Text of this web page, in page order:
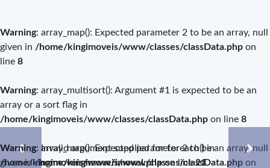
Warning: Invalid argument supplied for foreach() in
/home/kingimoveis/www/imovel.phpon line21
Warning: array_map(): Expected parameter 2 to be an array, null
given in /home/kingimoveis/www/classes/classData.php on
line 8
Warning: array_multisort(): Argument #1 is expected to be an
array or a sort flag in
/home/kingimoveis/www/classes/classData.php on line 8
Warning: array_map(): Expected parameter 2 to be an array, null
given in/home/kingimoveis/www/classes/classData.php on